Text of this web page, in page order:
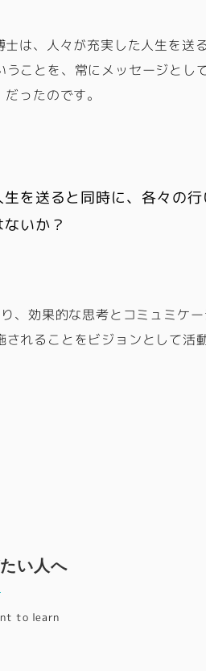
は、人々が充実した人生を送
ことを、常にメッセージとし
ったのです。
を送ると同時に、各々の行
いか？
、効果的な思考とコミュミケ
れることをビジョンとして活
い人へ
to learn